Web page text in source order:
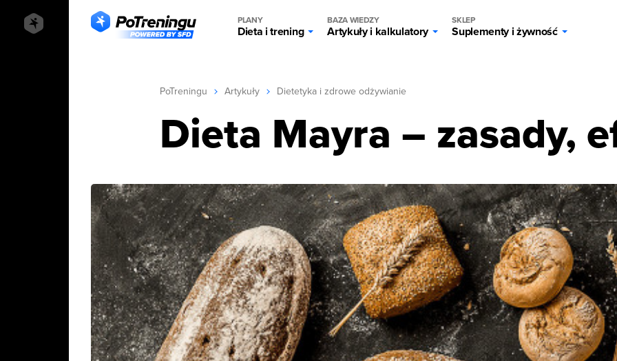
PLANY
Dieta i trening
BAZA WIEDZY
Artykuły i kalkulatory
SKLEP
Suplementy i żywność
PoTreningu Artykuły Dietetyka i zdrowe odżywianie
Dieta Mayra – zasady,